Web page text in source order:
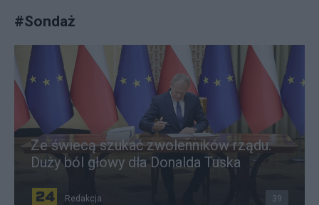
#Sondaż
Ze świecą szukać zwolenników rządu.
Duży ból głowy dla Donalda Tuska
Redakcja 39